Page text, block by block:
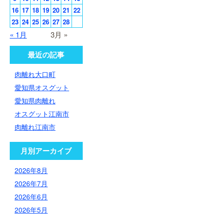
« 1月 3月 »
16 17 18 19 20 21 22
23 24 25 26 27 28
最近の記事
肉離れ大口町
愛知県オスグット
愛知県肉離れ
オスグット江南市
肉離れ江南市
月別アーカイブ
2026年8月
2026年7月
2026年6月
2026年5月